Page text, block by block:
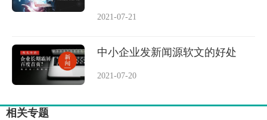
2021-07-21
中小企业发新闻源软文的好处
2021-07-20
相关专题